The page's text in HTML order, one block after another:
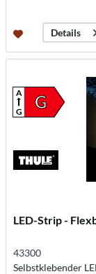
Details
G
A
G
LED-Strip -
43300
Selbstklebender